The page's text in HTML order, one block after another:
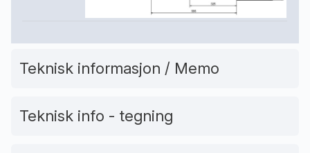
Teknisk informasjon / Memo
Teknisk info - tegning